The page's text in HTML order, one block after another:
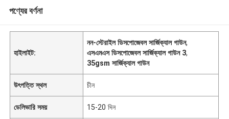
পণ্যের বর্ণনা
হাইলাইট:
নন-স্টেরাইল ডিসপোজেবল সার্জিক্যাল গাউন,
এসএমএস ডিসপোজেবল সার্জিক্যাল গাউন 3,
35gsm সার্জিক্যাল গাউন
উৎপত্তি স্থল চীন
ডেলিভারি সময় 15-20 দিন